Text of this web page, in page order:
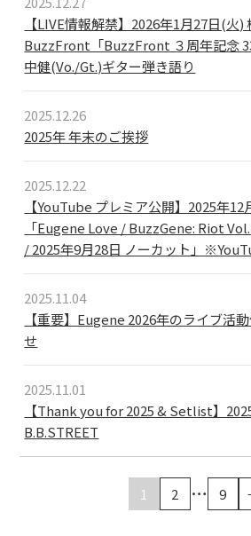
【LIVE情報解禁】2026年1月27日(火)
BuzzFront「BuzzFront ３周年記念
中健(Vo./Gt.)ギター弾き語り
2025.12.26
2025年 年末のご挨拶
2025.12.22
【YouTube プレミア公開】2025年
「Eugene Love / BuzzGene: Riot
/ 2025年9月28日 ノーカット」
2025.11.04
【重要】Eugene 2026年のライブ活
せ
2025.11.01
【Thank you for 2025 & Setlist】
B.B.STREET
1 2 … 9